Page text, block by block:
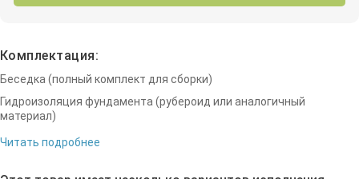
Комплектация:
Беседка (полный комплект для сборки)
Гидроизоляция фундамента (рубероид или аналогичный
материал)
Читать подробнее